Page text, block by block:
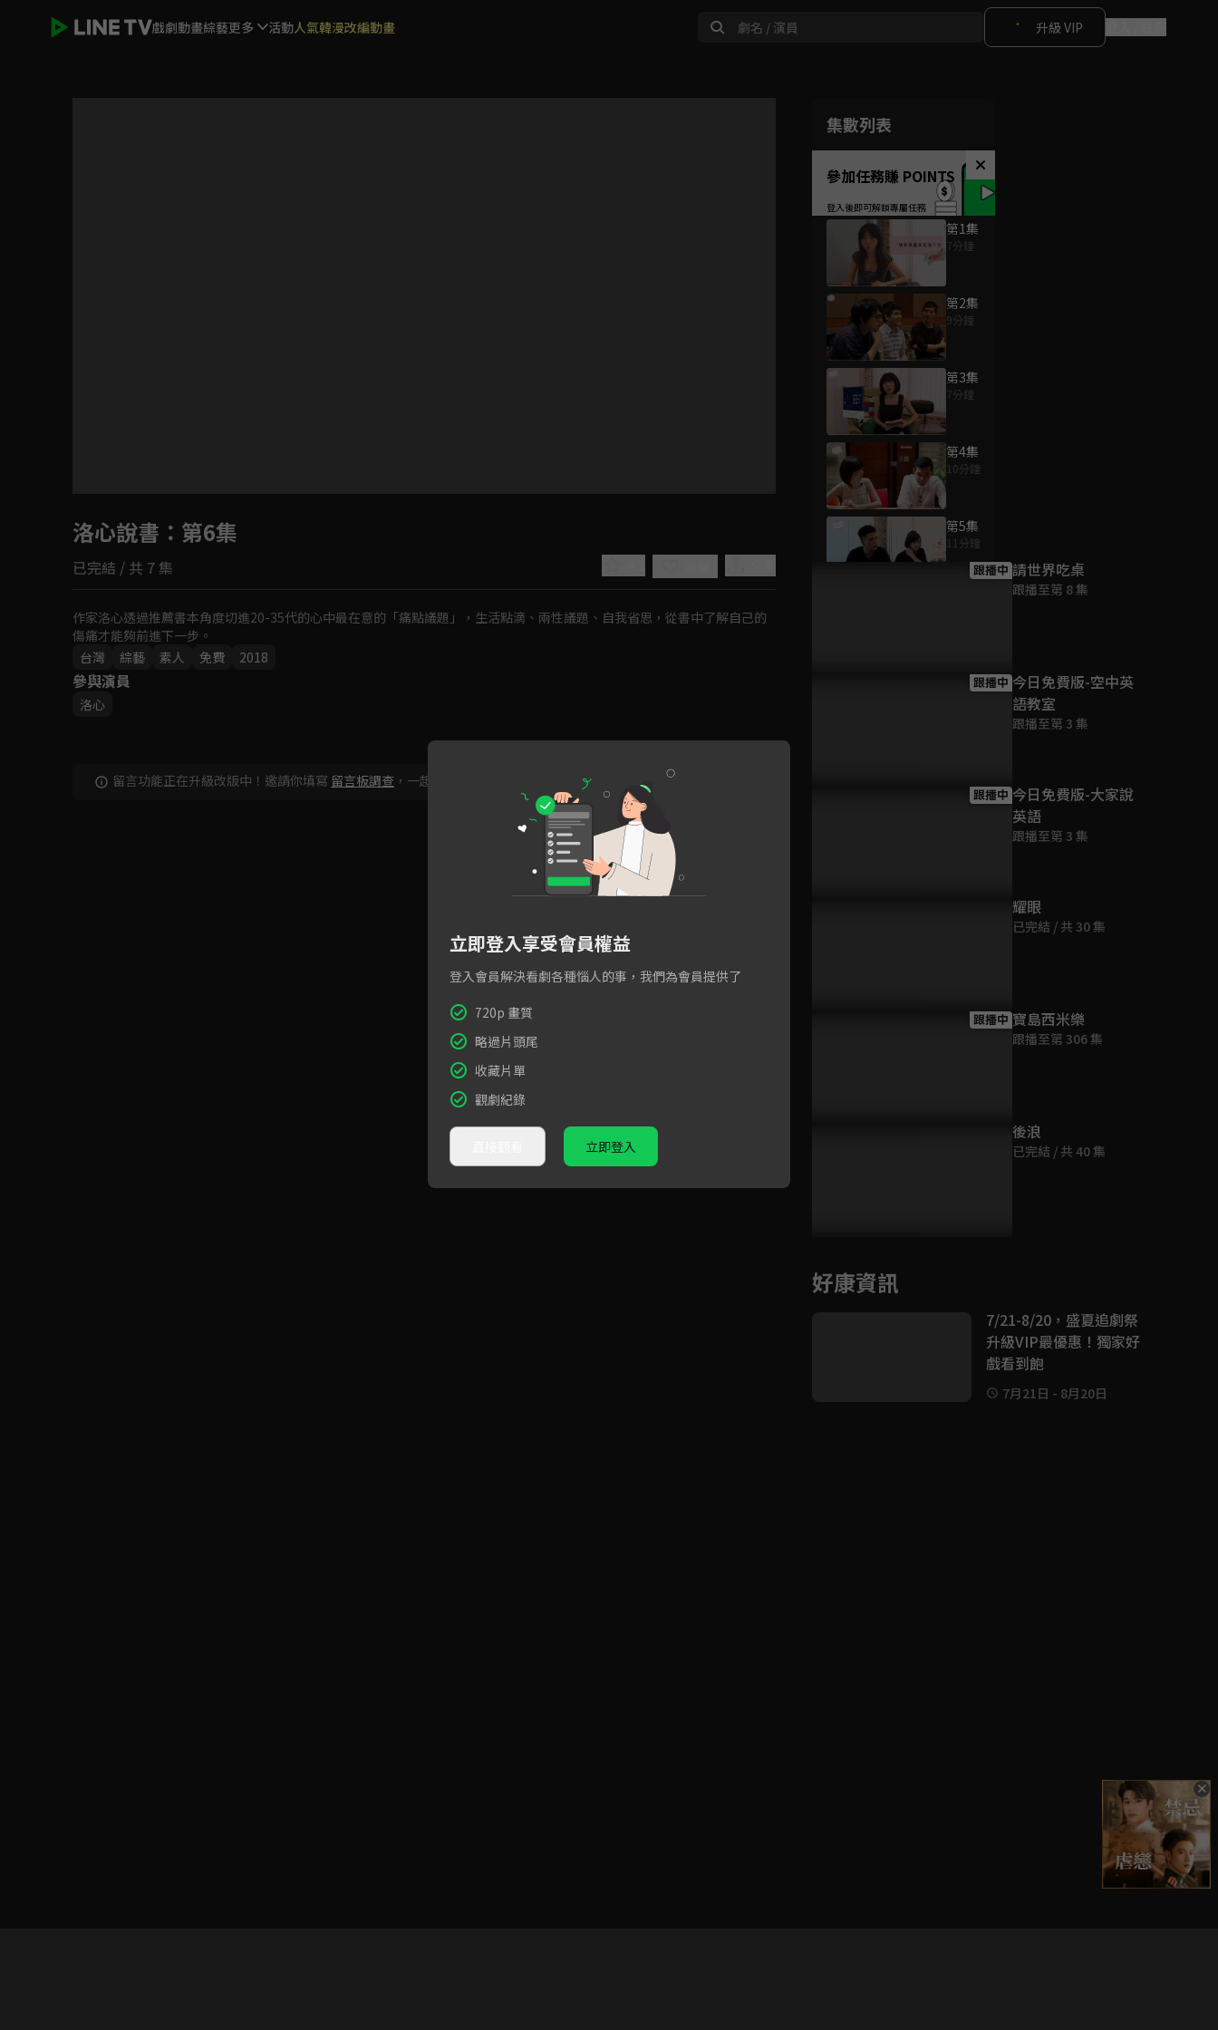
戲劇動畫綜藝更多 活動人氣韓漫改編動畫 升級 VIP
Video
如有不便請見諒
集數列表
參加任務賺 POINTS！
第1集
7分鐘
第2集
9分鐘
第3集
7分鐘
第4集
10分鐘
第5集
11分鐘
第7集
13分鐘
洛心說書 ：第6集
已完結 / 共 7 集
作家洛心透過推薦書本角度切進20-35代的心中最在意的「痛點議題」，生活點滴、兩性議題、自我省思，從書中了解自己的
傷痛才能夠前進下一步。
台灣
綜藝 素人 免費 2018
參與演員
洛心
留言功能正在升級改版中！邀請你填寫 留言板調查 ，一起共創新版留言功能！
為您推薦
跟播中 請世界吃桌
跟播至第 8 集
跟播中 今日免費版-空中英
語教室
跟播至第 3 集
跟播中 今日免費版-大家說
英語
跟播至第 3 集
耀眼
已完結 / 共 30 集
跟播中 寶島西米樂
跟播至第 306 集
後浪
已完結 / 共 40 集
好康資訊
7/21-8/20，盛夏追劇祭
升級VIP最優惠！獨家好
戲看到飽
7月21日 - 8月20日
立即登入享受會員權益
登入會員解決看劇各種惱人的事，我們為會員提供了
720p 畫質
略過片頭尾
收藏片單
觀劇紀錄
立即登入